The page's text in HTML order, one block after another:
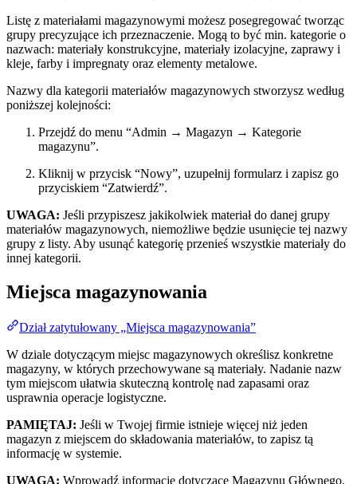
Listę z materiałami magazynowymi możesz posegregować tworząc
grupy precyzujące ich przeznaczenie. Mogą to być min. kategorie o
nazwach: materiały konstrukcyjne, materiały izolacyjne, zaprawy i
kleje, farby i impregnaty oraz elementy metalowe.
Nazwy dla kategorii materiałów magazynowych stworzysz według
poniższej kolejności:
Przejdź do menu “Admin → Magazyn → Kategorie
magazynu”.
Kliknij w przycisk “Nowy”, uzupełnij formularz i zapisz go
przyciskiem “Zatwierdź”.
UWAGA: Jeśli przypiszesz jakikolwiek materiał do danej grupy
materiałów magazynowych, niemożliwe będzie usunięcie tej nazwy
grupy z listy. Aby usunąć kategorię przenieś wszystkie materiały do
innej kategorii.
Miejsca magazynowania
Dział zatytułowany „Miejsca magazynowania”
W dziale dotyczącym miejsc magazynowych określisz konkretne
magazyny, w których przechowywane są materiały. Nadanie nazw
tym miejscom ułatwia skuteczną kontrolę nad zapasami oraz
usprawnia operacje logistyczne.
PAMIĘTAJ: Jeśli w Twojej firmie istnieje więcej niż jeden
magazyn z miejscem do składowania materiałów, to zapisz tą
informację w systemie.
UWAGA: Wprowadź informacje dotyczące Magazynu Głównego,